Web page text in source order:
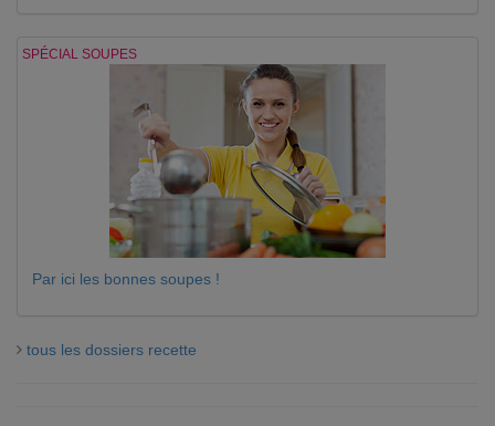
SPÉCIAL SOUPES
Par ici les bonnes soupes !
tous les dossiers recette